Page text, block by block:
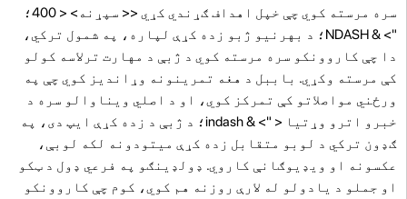
سره مرسته کوي چې خپل اهداف ګړندي کړي << سپړنه> < 400؛
"> & NDASH؛ د بهرنیو ژبو زده کړې لپاره، په شمول ترکي،
دا چې کاروونکو سره مرسته کوي د ژبې د مهارت ترلاسه کولو
کې مرسته وکړي. باببل د هغه تمرینونه وړاندیز کوي چې په
ورځني مواصلاتو کې تمرکز کوي، او د اصلي ویناوالو سره د
خبرو اترو وړتیا < "> & indash؛ د ژبې د زده کړې ایپ دی، په
ګډون ترکي د لوبو متقابل زده کړې میتودونه لکه لوبې،
عکسونه او ویډیوګانې کاروي. ډولډینګو په فرعي ډول د ټکو
او جملو د یادولو له لارې روزنه هم کوي، کوم چې کاروونکو